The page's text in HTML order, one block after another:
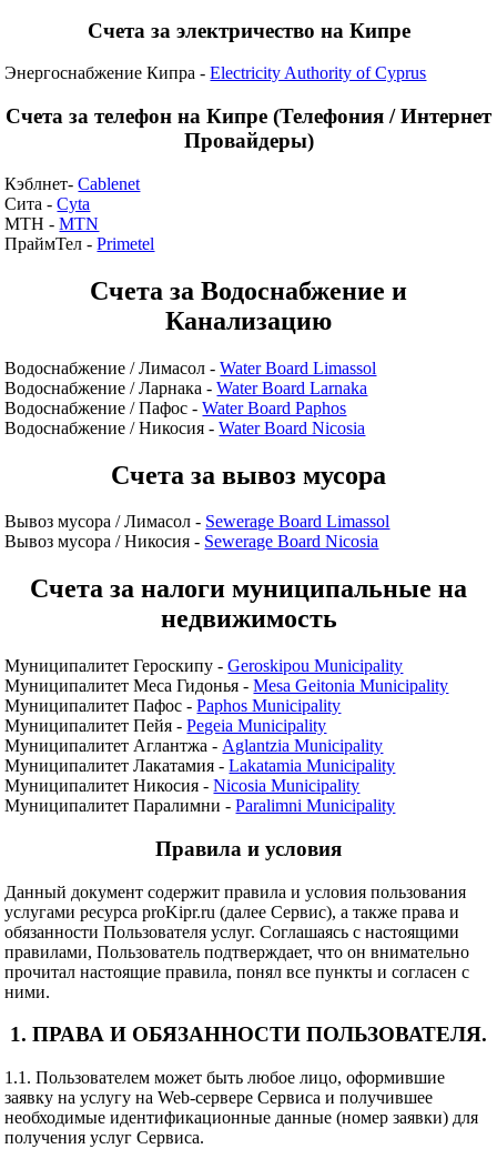
Счета за электричество на Кипре
Энергоснабжение Кипра -Electricity Authority of Cyprus
Счета за телефон на Кипре (Телефония / Интернет
Провайдеры)
Кэблнет-Cablenet
Сита -Cyta
МТН -MTN
ПраймТел -Primetel
Счета за Водоснабжение и
Канализацию
Водоснабжение / Лимасол -Water Board Limassol
Водоснабжение / Ларнака -Water Board Larnaka
Водоснабжение / Пафос -Water Board Paphos
Водоснабжение / Никосия -Water Board Nicosia
Счета за вывоз мусора
Вывоз мусора / Лимасол - Sewerage Board Limassol
Вывоз мусора / Никосия - Sewerage Board Nicosia
Счета за налоги муниципальные на
недвижимость
Муниципалитет Героскипу -Geroskipou Municipality
Муниципалитет Меса Гидонья -Mesa Geitonia Municipality
Муниципалитет Пафос -Paphos Municipality
Муниципалитет Пейя -Pegeia Municipality
Муниципалитет Аглантжа - Aglantzia Municipality
Муниципалитет Лакатамия -Lakatamia Municipality
Муниципалитет Никосия -Nicosia Municipality
Муниципалитет Паралимни -Paralimni Municipality
Правила и условия
Данный документ содержит правила и условия пользования
услугами ресурса proKipr.ru (далее Сервис), а также права и
обязанности Пользователя услуг. Соглашаясь с настоящими
правилами, Пользователь подтверждает, что он внимательно
прочитал настоящие правила, понял все пункты и согласен с
ними.
1. ПРАВА И ОБЯЗАННОСТИ ПОЛЬЗОВАТЕЛЯ.
1.1. Пользователем может быть любое лицо, оформившие
заявку на услугу на Web-сервере Сервиса и получившее
необходимые идентификационные данные (номер заявки) для
получения услуг Сервиса.